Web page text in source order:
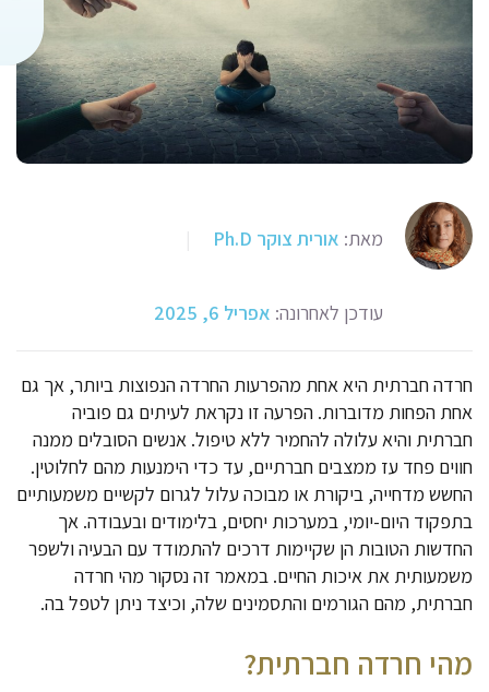
מאת: אורית צוקר Ph.D
עודכן לאחרונה: אפריל 6, 2025
חרדה חברתית היא אחת מהפרעות החרדה הנפוצות ביותר, אך גם
אחת הפחות מדוברות. הפרעה זו נקראת לעיתים גם פוביה
חברתית והיא עלולה להחמיר ללא טיפול. אנשים הסובלים ממנה
חווים פחד עז ממצבים חברתיים, עד כדי הימנעות מהם לחלוטין.
החשש מדחייה, ביקורת או מבוכה עלול לגרום לקשיים משמעותיים
בתפקוד היום-יומי, במערכות יחסים, בלימודים ובעבודה. אך
החדשות הטובות הן שקיימות דרכים להתמודד עם הבעיה ולשפר
משמעותית את איכות החיים. במאמר זה נסקור מהי חרדה
חברתית, מהם הגורמים והתסמינים שלה, וכיצד ניתן לטפל בה.
מהי חרדה חברתית?